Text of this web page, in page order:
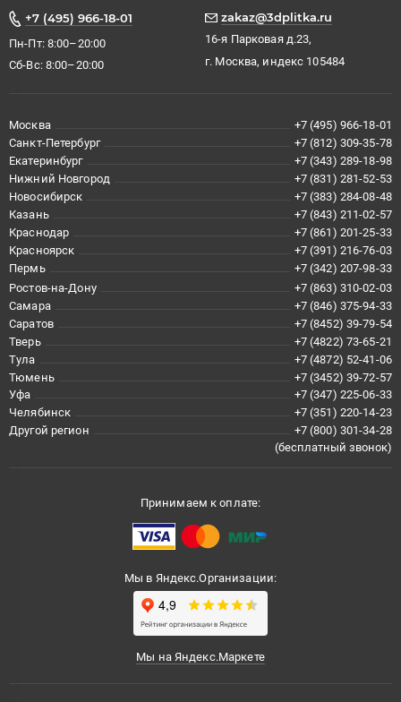
+7 (495) 966-18-01
Пн-Пт: 8:00–20:00
Сб-Вс: 8:00–20:00
zakaz@3dplitka.ru
16-я Парковая д.23,
г. Москва, индекс 105484
Москва
+7 (495) 966-18-01
Санкт-Петербург
+7 (812) 309-35-78
Екатеринбург
+7 (343) 289-18-98
Нижний Новгород
+7 (831) 281-52-53
Новосибирск
+7 (383) 284-08-48
Казань
+7 (843) 211-02-57
Краснодар
+7 (861) 201-25-33
Красноярск
+7 (391) 216-76-03
Пермь
+7 (342) 207-98-33
Ростов-на-Дону
+7 (863) 310-02-03
Самара
+7 (846) 375-94-33
Саратов
+7 (8452) 39-79-54
Тверь
+7 (4822) 73-65-21
Тула
+7 (4872) 52-41-06
Тюмень
+7 (3452) 39-72-57
Уфа
+7 (347) 225-06-33
Челябинск
+7 (351) 220-14-23
Другой регион
+7 (800) 301-34-28
(бесплатный звонок)
Принимаем к оплате:
Мы в Яндекс.Организации:
Мы на Яндекс.Маркете